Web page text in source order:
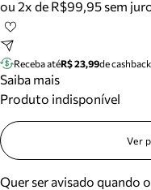
Mule
Tire dúvidas sobre
Meus pedidos
Acompanhe seus
ou 2x de R$99,95 sem
Receba atéR$ 23,99de cashback
Saiba mais
Produto indisponível
Ver
Quer ser avisado quando